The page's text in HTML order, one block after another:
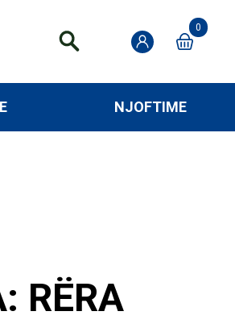
0
NJOFTIME
RËRA